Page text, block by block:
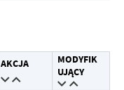
AKCJA
MODYFIK
UJĄCY